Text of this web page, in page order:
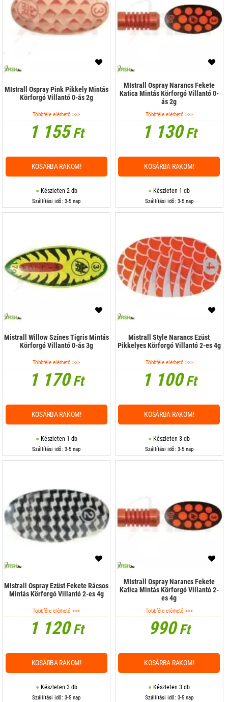
MIstrall Ospray Pink Pikkely Mintás
Körforgó Villantó 0-ás 2g
Többféle elérhető >>>
1 155Ft
Készleten 2 db
Szállítási idő: 3-5 nap
KOSÁRBA RAKOM!
MIstrall Ospray Narancs Fekete
Katica Mintás Körforgó Villantó 0-
ás 2g
Többféle elérhető >>>
1 130Ft
Készleten 1 db
Szállítási idő: 3-5 nap
KOSÁRBA RAKOM!
Mistrall Willow Színes Tigris Mintás
Körforgó Villantó 0-ás 3g
Többféle elérhető >>>
1 170Ft
Készleten 1 db
Szállítási idő: 3-5 nap
KOSÁRBA RAKOM!
Mistrall Style Narancs Ezüst
Pikkelyes Körforgó Villantó 2-es 4g
Többféle elérhető >>>
1 100Ft
Készleten 3 db
Szállítási idő: 3-5 nap
KOSÁRBA RAKOM!
MIstrall Ospray Ezüst Fekete Rácsos
Mintás Körforgó Villantó 2-es 4g
Többféle elérhető >>>
1 120Ft
Készleten 3 db
Szállítási idő: 3-5 nap
KOSÁRBA RAKOM!
MIstrall Ospray Narancs Fekete
Katica Mintás Körforgó Villantó 2-
es 4g
Többféle elérhető >>>
990Ft
Készleten 3 db
Szállítási idő: 3-5 nap
KOSÁRBA RAKOM!